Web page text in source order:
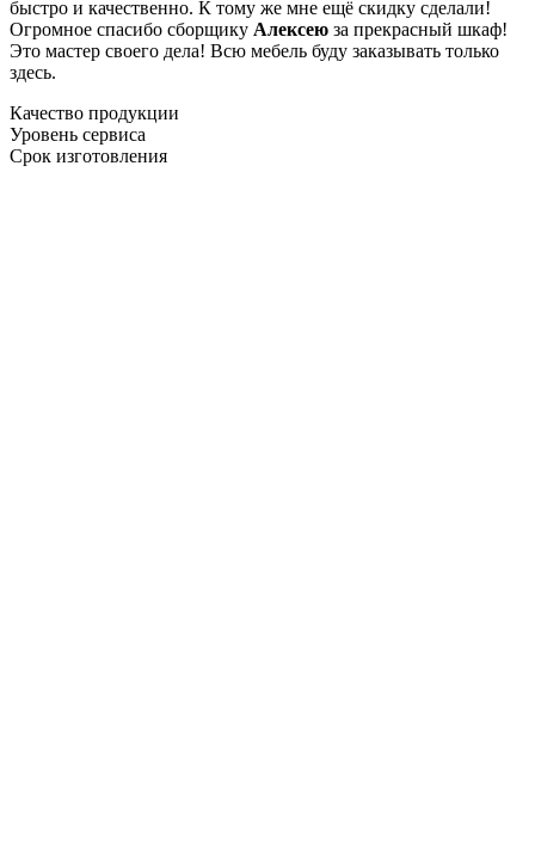
быстро и качественно. К тому же мне ещё скидку сделали!
Огромное спасибо сборщику Алексею за прекрасный шкаф!
Это мастер своего дела! Всю мебель буду заказывать только
здесь.
Качество продукции
Уровень сервиса
Срок изготовления